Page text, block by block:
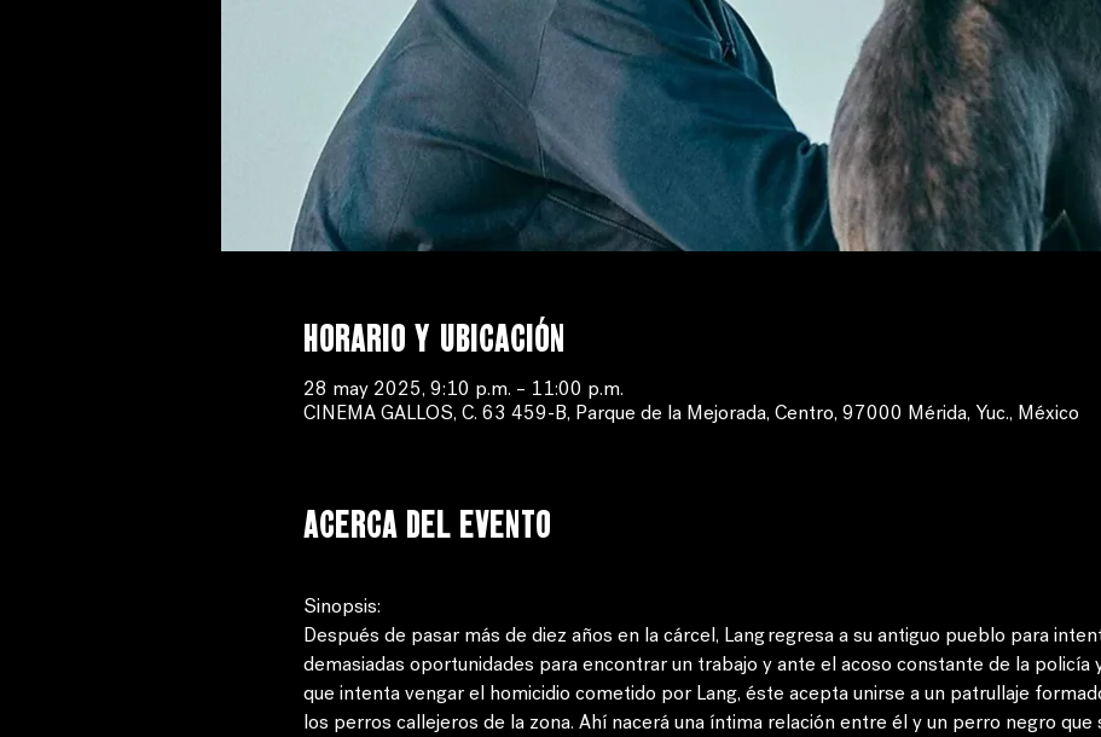
Horario y ubicación
28 may 2025, 9:10 p.m. – 11:00 p.m.
CINEMA GALLOS, C. 63 459-B, Parque de la Mejorada, Centro, 97000 Mérida, Yuc., México
Acerca del evento
Sinopsis:
Después de pasar más de diez años en la cárcel, Lang regresa a su antiguo pueblo para
demasiadas oportunidades para encontrar un trabajo y ante el acoso constante de la policía
que intenta vengar el homicidio cometido por Lang, éste acepta unirse a un patrullaje
los perros callejeros de la zona. Ahí nacerá una íntima relación entre él y un perro negro que